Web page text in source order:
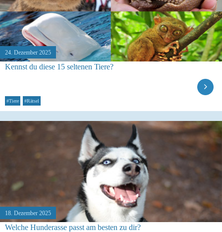
24. Dezember 2025
Kennst du diese 15 seltenen Tiere?
#Tiere #Rätsel
18. Dezember 2025
Welche Hunderasse passt am besten zu dir?